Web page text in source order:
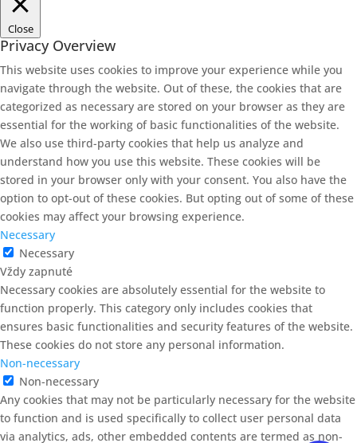
Close
Privacy Overview
This website uses cookies to improve your experience while you
navigate through the website. Out of these, the cookies that are
categorized as necessary are stored on your browser as they are
essential for the working of basic functionalities of the website.
We also use third-party cookies that help us analyze and
understand how you use this website. These cookies will be
stored in your browser only with your consent. You also have the
option to opt-out of these cookies. But opting out of some of these
cookies may affect your browsing experience.
Necessary
Necessary
Vždy zapnuté
Necessary cookies are absolutely essential for the website to
function properly. This category only includes cookies that
ensures basic functionalities and security features of the website.
These cookies do not store any personal information.
Non-necessary
Non-necessary
Any cookies that may not be particularly necessary for the website
to function and is used specifically to collect user personal data
via analytics, ads, other embedded contents are termed as non-